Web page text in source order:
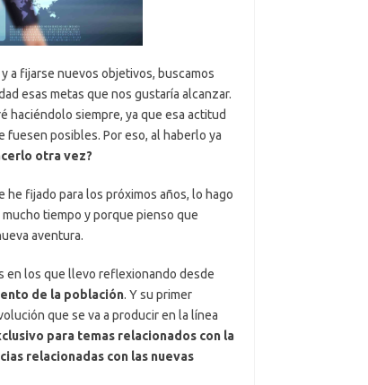
a fijarse nuevos objetivos, buscamos
esas metas que nos gustaría alcanzar.
haciéndolo siempre, ya que esa actitud
fuesen posibles. Por eso, al haberlo ya
otra vez?
fijado para los próximos años, lo hago
tiempo y porque pienso que
aventura.
en los que llevo reflexionando desde
de la población. Y su primer
que se va a producir en la línea
para temas relacionados con la
relacionadas con las nuevas